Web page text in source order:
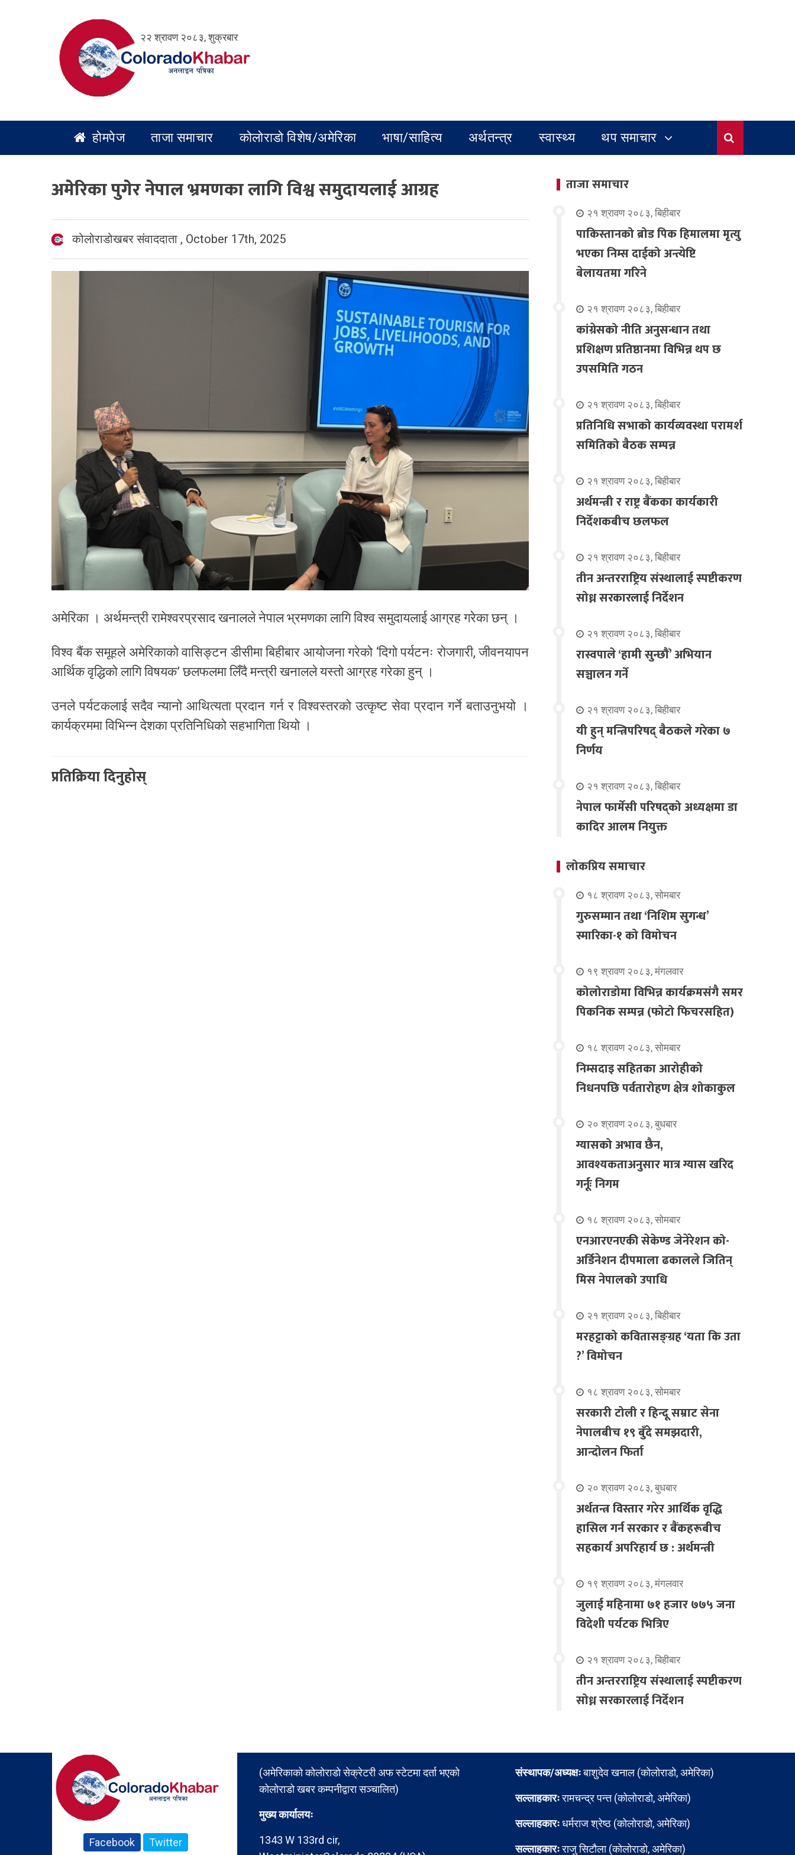
२२ श्रावण २०८३, शुक्रबार
होमपेज ताजा समाचार कोलोराडो विशेष/अमेरिका भाषा/साहित्य अर्थतन्त्र स्वास्थ्य थप समाचार
अमेरिका पुगेर नेपाल भ्रमणका लागि विश्व समुदायलाई आग्रह
कोलोराडोखबर संवाददाता , October 17th, 2025
अमेरिका । अर्थमन्त्री रामेश्वरप्रसाद खनालले नेपाल भ्रमणका लागि विश्व समुदायलाई आग्रह गरेका छन् ।
विश्व बैंक समूहले अमेरिकाको वासिङ्टन डीसीमा बिहीबार आयोजना गरेको ‘दिगो पर्यटनः रोजगारी, जीवनयापन
आर्थिक वृद्धिको लागि विषयक’ छलफलमा लिँदै मन्त्री खनालले यस्तो आग्रह गरेका हुन् ।
उनले पर्यटकलाई सदैव न्यानो आथित्यता प्रदान गर्न र विश्वस्तरको उत्कृष्ट सेवा प्रदान गर्ने बताउनुभयो ।
कार्यक्रममा विभिन्न देशका प्रतिनिधिको सहभागिता थियो ।
प्रतिक्रिया दिनुहोस्
ताजा समाचार
२१ श्रावण २०८३, बिहीबार
पाकिस्तानको ब्रोड पिक हिमालमा मृत्यु
भएका निम्स दाईको अन्त्येष्टि
बेलायतमा गरिने
२१ श्रावण २०८३, बिहीबार
कांग्रेसको नीति अनुसन्धान तथा
प्रशिक्षण प्रतिष्ठानमा विभिन्न थप छ
उपसमिति गठन
२१ श्रावण २०८३, बिहीबार
प्रतिनिधि सभाको कार्यव्यवस्था परामर्श
समितिको बैठक सम्पन्न
२१ श्रावण २०८३, बिहीबार
अर्थमन्त्री र राष्ट्र बैंकका कार्यकारी
निर्देशकबीच छलफल
२१ श्रावण २०८३, बिहीबार
तीन अन्तरराष्ट्रिय संस्थालाई स्पष्टीकरण
सोध्न सरकारलाई निर्देशन
२१ श्रावण २०८३, बिहीबार
रास्वपाले ‘हामी सुन्छौँ’ अभियान
सञ्चालन गर्ने
२१ श्रावण २०८३, बिहीबार
यी हुन् मन्त्रिपरिषद् बैठकले गरेका ७
निर्णय
२१ श्रावण २०८३, बिहीबार
नेपाल फार्मेसी परिषद्को अध्यक्षमा डा
कादिर आलम नियुक्त
लोकप्रिय समाचार
१८ श्रावण २०८३, सोमबार
गुरुसम्मान तथा ‘निशिम सुगन्ध’
स्मारिका-१ को विमोचन
१९ श्रावण २०८३, मंगलवार
कोलोराडोमा विभिन्न कार्यक्रमसंगै समर
पिकनिक सम्पन्न (फोटो फिचरसहित)
१८ श्रावण २०८३, सोमबार
निम्सदाइ सहितका आरोहीको
निधनपछि पर्वतारोहण क्षेत्र शोकाकुल
२० श्रावण २०८३, बुधबार
ग्यासको अभाव छैन,
आवश्यकताअनुसार मात्र ग्यास खरिद
गर्नूः निगम
१८ श्रावण २०८३, सोमबार
एनआरएनएकी सेकेण्ड जेनेरेशन को-
अर्डिनेशन दीपमाला ढकालले जितिन्
मिस नेपालको उपाधि
२१ श्रावण २०८३, बिहीबार
मरहट्टाको कवितासङ्ग्रह ‘यता कि उता
?’ विमोचन
१८ श्रावण २०८३, सोमबार
सरकारी टोली र हिन्दू सम्राट सेना
नेपालबीच १९ बुँदे समझदारी,
आन्दोलन फिर्ता
२० श्रावण २०८३, बुधबार
अर्थतन्त्र विस्तार गरेर आर्थिक वृद्धि
हासिल गर्न सरकार र बैंकहरूबीच
सहकार्य अपरिहार्य छ : अर्थमन्त्री
१९ श्रावण २०८३, मंगलवार
जुलाई महिनामा ७१ हजार ७७५ जना
विदेशी पर्यटक भित्रिए
२१ श्रावण २०८३, बिहीबार
तीन अन्तरराष्ट्रिय संस्थालाई स्पष्टीकरण
सोध्न सरकारलाई निर्देशन
Facebook Twitter
(अमेरिकाको कोलोराडो सेक्रेटरी अफ स्टेटमा दर्ता भएको
कोलोराडो खबर कम्पनीद्वारा सञ्चालित)
मुख्य कार्यालयः
1343 W 133rd cir,
संस्थापक/अध्यक्षःबाशुदेव खनाल (कोलोराडो, अमेरिका)
सल्लाहकारःरामचन्द्र पन्त (कोलोराडो, अमेरिका)
सल्लाहकारःधर्मराज श्रेष्ठ (कोलोराडो, अमेरिका)
सल्लाहकारःराजु सिटौला (कोलोराडो, अमेरिका)